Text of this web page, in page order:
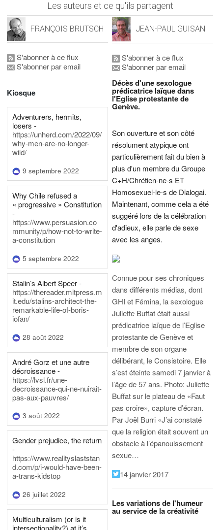
Les auteurs et ce qu'ils partagent
FRANÇOIS BRUTSCH
S'abonner à ce flux
S'abonner par email
Kiosque
Adventurers, hermits,
losers -
https://unherd.com/2022/09/
why-men-are-no-longer-
wild/
9 septembre 2022
Why Chile refused a
« progressive » Constitution
-
https://www.persuasion.co
mmunity/p/how-not-to-write-
a-constitution
5 septembre 2022
Stalin’s Albert Speer -
https://thereader.mitpress.m
it.edu/stalins-architect-the-
remarkable-life-of-boris-
iofan/
28 août 2022
André Gorz et une autre
décroissance -
https://lvsl.fr/une-
decroissance-qui-ne-nuirait-
pas-aux-pauvres/
3 août 2022
Gender prejudice, the return
-
https://www.realityslaststan
d.com/p/i-would-have-been-
a-trans-kidstop
26 juillet 2022
Multiculturalism (or is it
intersectionality?) at it’s
JEAN-PAUL GUISAN
S'abonner à ce flux
S'abonner par email
Décès d'une sexologue
prédicatrice laïque dans
l'Eglise protestante de
Genève.
Son ouverture et son côté
résolument atypique ont
particulièrement fait du bien à
plus d'un membre du Groupe
C+H/Chrétien-ne-s ET
Homosexuel-le-s de Dialogai.
Maintenant, comme cela a été
suggéré lors de la célébration
d'adieux, elle parle de sexe
avec les anges.
Connue pour ses chroniques
dans différents médias, dont
GHI et Fémina, la sexologue
Juliette Buffat était aussi
prédicatrice laïque de l’Eglise
protestante de Genève et
membre de son organe
délibérant, le Consistoire. Elle
s’est éteinte samedi 7 janvier à
l’âge de 57 ans. Photo: Juliette
Buffat sur le plateau de «Faut
pas croire», capture d’écran.
Par Joël Burri «J’ai constaté
que la religion était souvent un
obstacle à l’épanouissement
sexue…
14 janvier 2017
Les variations de l'humeur
au service de la créativité